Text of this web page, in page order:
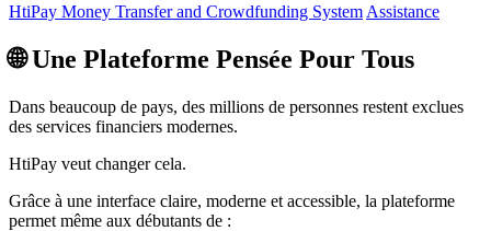
HtiPay Money Transfer and Crowdfunding System Assistance
🌐 Une Plateforme Pensée Pour Tous
Dans beaucoup de pays, des millions de personnes restent exclues
des services financiers modernes.
HtiPay veut changer cela.
Grâce à une interface claire, moderne et accessible, la plateforme
permet même aux débutants de :